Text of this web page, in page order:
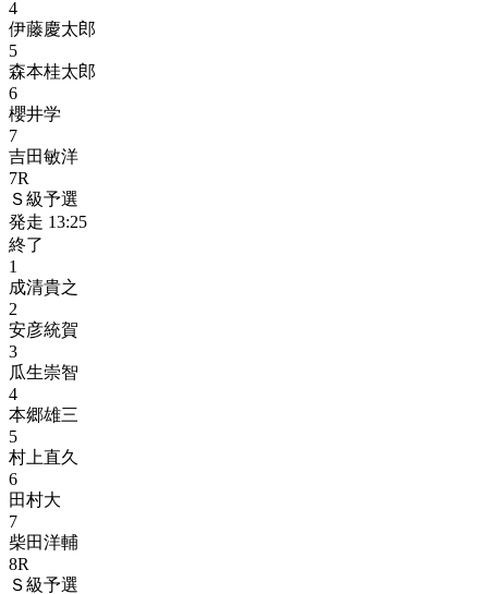
4
伊藤慶太郎
5
森本桂太郎
6
櫻井学
7
吉田敏洋
7R
Ｓ級予選
発走 13:25
終了
1
成清貴之
2
安彦統賀
3
瓜生崇智
4
本郷雄三
5
村上直久
6
田村大
7
柴田洋輔
8R
Ｓ級予選